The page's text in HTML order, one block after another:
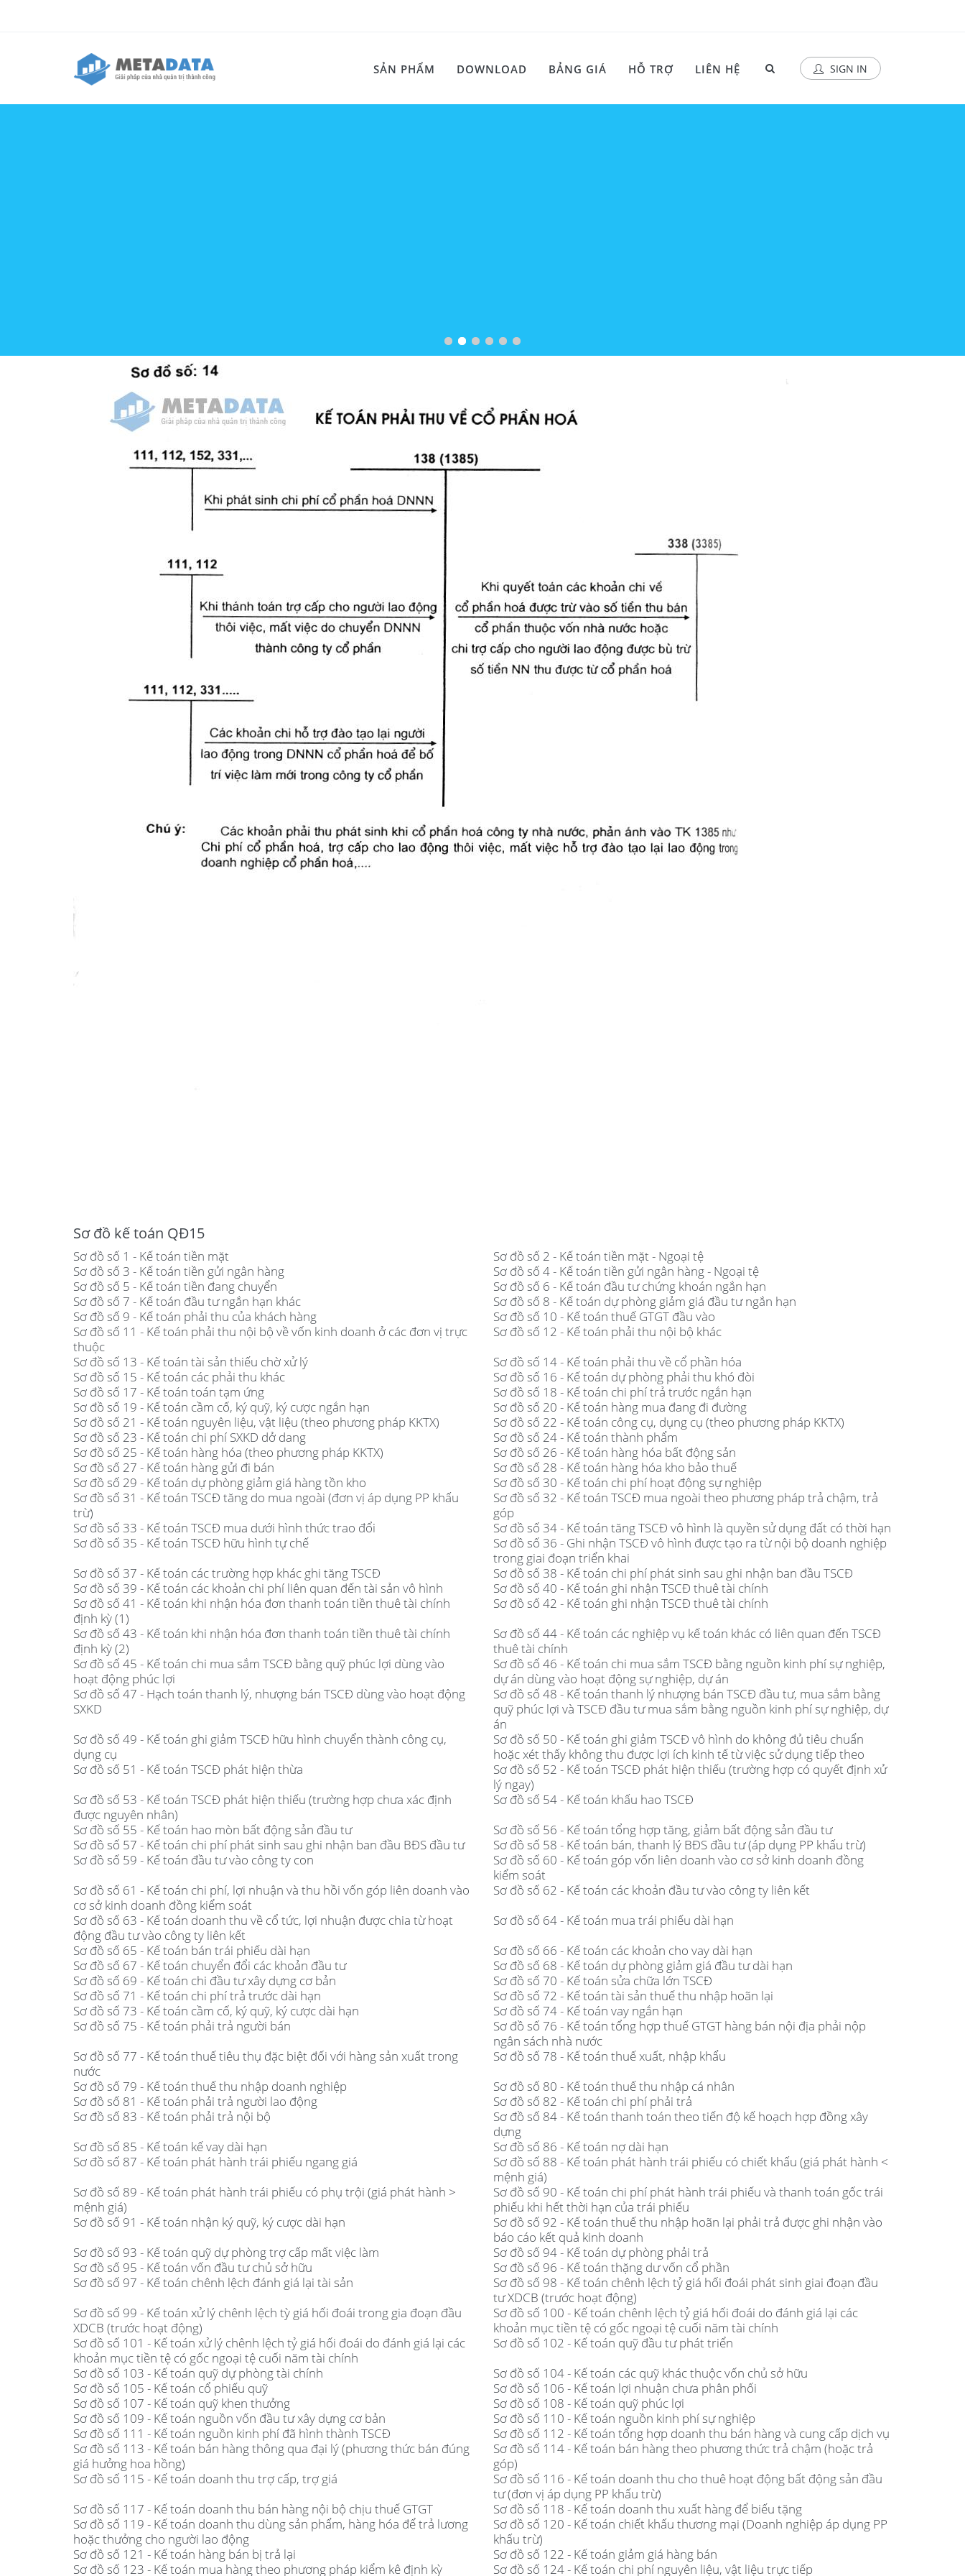
SẢN PHẨM DOWNLOAD BẢNG GIÁ HỖ TRỢ LIÊN HỆ SIGN IN
Sơ đồ kế toán QĐ15
Sơ đồ số 1 - Kế toán tiền mặt
Sơ đồ số 2 - Kế toán tiền mặt - Ngoại tệ
Sơ đồ số 3 - Kế toán tiền gửi ngân hàng
Sơ đồ số 4 - Kế toán tiền gửi ngân hàng - Ngoại tệ
Sơ đồ số 5 - Kế toán tiền đang chuyển
Sơ đồ số 6 - Kế toán đầu tư chứng khoán ngắn hạn
Sơ đồ số 7 - Kế toán đầu tư ngắn hạn khác
Sơ đồ số 8 - Kế toán dự phòng giảm giá đầu tư ngắn hạn
Sơ đồ số 9 - Kế toán phải thu của khách hàng
Sơ đồ số 10 - Kế toán thuế GTGT đầu vào
Sơ đồ số 11 - Kế toán phải thu nội bộ về vốn kinh doanh ở các đơn vị trực
thuộc
Sơ đồ số 12 - Kế toán phải thu nội bộ khác
Sơ đồ số 13 - Kế toán tài sản thiếu chờ xử lý
Sơ đồ số 14 - Kế toán phải thu về cổ phần hóa
Sơ đồ số 15 - Kế toán các phải thu khác
Sơ đồ số 16 - Kế toán dự phòng phải thu khó đòi
Sơ đồ số 17 - Kế toán toán tạm ứng
Sơ đồ số 18 - Kế toán chi phí trả trước ngắn hạn
Sơ đồ số 19 - Kế toán cầm cố, ký quỹ, ký cược ngắn hạn
Sơ đồ số 20 - Kế toán hàng mua đang đi đường
Sơ đồ số 21 - Kế toán nguyên liệu, vật liệu (theo phương pháp KKTX)
Sơ đồ số 22 - Kế toán công cụ, dụng cụ (theo phương pháp KKTX)
Sơ đồ số 23 - Kế toán chi phí SXKD dở dang
Sơ đồ số 24 - Kế toán thành phẩm
Sơ đồ số 25 - Kế toán hàng hóa (theo phương pháp KKTX)
Sơ đồ số 26 - Kế toán hàng hóa bất động sản
Sơ đồ số 27 - Kế toán hàng gửi đi bán
Sơ đồ số 28 - Kế toán hàng hóa kho bảo thuế
Sơ đồ số 29 - Kế toán dự phòng giảm giá hàng tồn kho
Sơ đồ số 30 - Kế toán chi phí hoạt động sự nghiệp
Sơ đồ số 31 - Kế toán TSCĐ tăng do mua ngoài (đơn vị áp dụng PP khấu
trừ)
Sơ đồ số 32 - Kế toán TSCĐ mua ngoài theo phương pháp trả chậm, trả
góp
Sơ đồ số 33 - Kế toán TSCĐ mua dưới hình thức trao đổi
Sơ đồ số 34 - Kế toán tăng TSCĐ vô hình là quyền sử dụng đất có thời hạn
Sơ đồ số 35 - Kế toán TSCĐ hữu hình tự chế
Sơ đồ số 36 - Ghi nhận TSCĐ vô hình được tạo ra từ nội bộ doanh nghiệp
trong giai đoạn triển khai
Sơ đồ số 37 - Kế toán các trường hợp khác ghi tăng TSCĐ
Sơ đồ số 38 - Kế toán chi phí phát sinh sau ghi nhận ban đầu TSCĐ
Sơ đồ số 39 - Kế toán các khoản chi phí liên quan đến tài sản vô hình
Sơ đồ số 40 - Kế toán ghi nhận TSCĐ thuê tài chính
Sơ đồ số 41 - Kế toán khi nhận hóa đơn thanh toán tiền thuê tài chính
định kỳ (1)
Sơ đồ số 42 - Kế toán ghi nhận TSCĐ thuê tài chính
Sơ đồ số 43 - Kế toán khi nhận hóa đơn thanh toán tiền thuê tài chính
định kỳ (2)
Sơ đồ số 44 - Kế toán các nghiệp vụ kế toán khác có liên quan đến TSCĐ
thuê tài chính
Sơ đồ số 45 - Kế toán chi mua sắm TSCĐ bằng quỹ phúc lợi dùng vào
hoạt động phúc lợi
Sơ đồ số 46 - Kế toán chi mua sắm TSCĐ bằng nguồn kinh phí sự nghiệp,
dự án dùng vào hoạt động sự nghiệp, dự án
Sơ đồ số 47 - Hạch toán thanh lý, nhượng bán TSCĐ dùng vào hoạt động
SXKD
Sơ đồ số 48 - Kế toán thanh lý nhượng bán TSCĐ đầu tư, mua sắm bằng
quỹ phúc lợi và TSCĐ đầu tư mua sắm bằng nguồn kinh phí sự nghiệp, dự
án
Sơ đồ số 49 - Kế toán ghi giảm TSCĐ hữu hình chuyển thành công cụ,
dụng cụ
Sơ đồ số 50 - Kế toán ghi giảm TSCĐ vô hình do không đủ tiêu chuẩn
hoặc xét thấy không thu được lợi ích kinh tế từ việc sử dụng tiếp theo
Sơ đồ số 51 - Kế toán TSCĐ phát hiện thừa
Sơ đồ số 52 - Kế toán TSCĐ phát hiện thiếu (trường hợp có quyết định xử
lý ngay)
Sơ đồ số 53 - Kế toán TSCĐ phát hiện thiếu (trường hợp chưa xác định
được nguyên nhân)
Sơ đồ số 54 - Kế toán khấu hao TSCĐ
Sơ đồ số 55 - Kế toán hao mòn bất động sản đầu tư
Sơ đồ số 56 - Kế toán tổng hợp tăng, giảm bất động sản đầu tư
Sơ đồ số 57 - Kế toán chi phí phát sinh sau ghi nhận ban đầu BĐS đầu tư
Sơ đồ số 58 - Kế toán bán, thanh lý BĐS đầu tư (áp dụng PP khấu trừ)
Sơ đồ số 59 - Kế toán đầu tư vào công ty con
Sơ đồ số 60 - Kế toán góp vốn liên doanh vào cơ sở kinh doanh đồng
kiểm soát
Sơ đồ số 61 - Kế toán chi phí, lợi nhuận và thu hồi vốn góp liên doanh vào
cơ sở kinh doanh đồng kiểm soát
Sơ đồ số 62 - Kế toán các khoản đầu tư vào công ty liên kết
Sơ đồ số 63 - Kế toán doanh thu về cổ tức, lợi nhuận được chia từ hoạt
động đầu tư vào công ty liên kết
Sơ đồ số 64 - Kế toán mua trái phiếu dài hạn
Sơ đồ số 65 - Kế toán bán trái phiếu dài hạn
Sơ đồ số 66 - Kế toán các khoản cho vay dài hạn
Sơ đồ số 67 - Kế toán chuyển đổi các khoản đầu tư
Sơ đồ số 68 - Kế toán dự phòng giảm giá đầu tư dài hạn
Sơ đồ số 69 - Kế toán chi đầu tư xây dựng cơ bản
Sơ đồ số 70 - Kế toán sửa chữa lớn TSCĐ
Sơ đồ số 71 - Kế toán chi phí trả trước dài hạn
Sơ đồ số 72 - Kế toán tài sản thuế thu nhập hoãn lại
Sơ đồ số 73 - Kế toán cầm cố, ký quỹ, ký cược dài hạn
Sơ đồ số 74 - Kế toán vay ngắn hạn
Sơ đồ số 75 - Kế toán phải trả người bán
Sơ đồ số 76 - Kế toán tổng hợp thuế GTGT hàng bán nội địa phải nộp
ngân sách nhà nước
Sơ đồ số 77 - Kế toán thuế tiêu thụ đặc biệt đối với hàng sản xuất trong
nước
Sơ đồ số 78 - Kế toán thuế xuất, nhập khẩu
Sơ đồ số 79 - Kế toán thuế thu nhập doanh nghiệp
Sơ đồ số 80 - Kế toán thuế thu nhập cá nhân
Sơ đồ số 81 - Kế toán phải trả người lao động
Sơ đồ số 82 - Kế toán chi phí phải trả
Sơ đồ số 83 - Kế toán phải trả nội bộ
Sơ đồ số 84 - Kế toán thanh toán theo tiến độ kế hoạch hợp đồng xây
dựng
Sơ đồ số 85 - Kế toán kế vay dài hạn
Sơ đồ số 86 - Kế toán nợ dài hạn
Sơ đồ số 87 - Kế toán phát hành trái phiếu ngang giá
Sơ đồ số 88 - Kế toán phát hành trái phiếu có chiết khấu (giá phát hành <
mệnh giá)
Sơ đồ số 89 - Kế toán phát hành trái phiếu có phụ trội (giá phát hành >
mệnh giá)
Sơ đồ số 90 - Kế toán chi phí phát hành trái phiếu và thanh toán gốc trái
phiếu khi hết thời hạn của trái phiếu
Sơ đồ số 91 - Kế toán nhận ký quỹ, ký cược dài hạn
Sơ đồ số 92 - Kế toán thuế thu nhập hoãn lại phải trả được ghi nhận vào
báo cáo kết quả kinh doanh
Sơ đồ số 93 - Kế toán quỹ dự phòng trợ cấp mất việc làm
Sơ đồ số 94 - Kế toán dự phòng phải trả
Sơ đồ số 95 - Kế toán vốn đầu tư chủ sở hữu
Sơ đồ số 96 - Kế toán thặng dư vốn cổ phần
Sơ đồ số 97 - Kế toán chênh lệch đánh giá lại tài sản
Sơ đồ số 98 - Kế toán chênh lệch tỷ giá hối đoái phát sinh giai đoạn đầu
tư XDCB (trước hoạt động)
Sơ đồ số 99 - Kế toán xử lý chênh lệch tỳ giá hối đoái trong gia đoạn đầu
XDCB (trước hoạt động)
Sơ đồ số 100 - Kế toán chênh lệch tỷ giá hối đoái do đánh giá lại các
khoản mục tiền tệ có gốc ngoại tệ cuối năm tài chính
Sơ đồ số 101 - Kế toán xử lý chênh lệch tỷ giá hối đoái do đánh giá lại các
khoản mục tiền tệ có gốc ngoại tệ cuối năm tài chính
Sơ đồ số 102 - Kế toán quỹ đầu tư phát triển
Sơ đồ số 103 - Kế toán quỹ dự phòng tài chính
Sơ đồ số 104 - Kế toán các quỹ khác thuộc vốn chủ sở hữu
Sơ đồ số 105 - Kế toán cổ phiếu quỹ
Sơ đồ số 106 - Kế toán lợi nhuận chưa phân phối
Sơ đồ số 107 - Kế toán quỹ khen thưởng
Sơ đồ số 108 - Kế toán quỹ phúc lợi
Sơ đồ số 109 - Kế toán nguồn vốn đầu tư xây dựng cơ bản
Sơ đồ số 110 - Kế toán nguồn kinh phí sự nghiệp
Sơ đồ số 111 - Kế toán nguồn kinh phí đã hình thành TSCĐ
Sơ đồ số 112 - Kế toán tổng hợp doanh thu bán hàng và cung cấp dịch vụ
Sơ đồ số 113 - Kế toán bán hàng thông qua đại lý (phương thức bán đúng
giá hưởng hoa hồng)
Sơ đồ số 114 - Kế toán bán hàng theo phương thức trả chậm (hoặc trả
góp)
Sơ đồ số 115 - Kế toán doanh thu trợ cấp, trợ giá
Sơ đồ số 116 - Kế toán doanh thu cho thuê hoạt động bất động sản đầu
tư (đơn vị áp dụng PP khấu trừ)
Sơ đồ số 117 - Kế toán doanh thu bán hàng nội bộ chịu thuế GTGT
Sơ đồ số 118 - Kế toán doanh thu xuất hàng để biếu tặng
Sơ đồ số 119 - Kế toán doanh thu dùng sản phẩm, hàng hóa để trả lương
hoặc thưởng cho người lao động
Sơ đồ số 120 - Kế toán chiết khấu thương mại (Doanh nghiệp áp dụng PP
khấu trừ)
Sơ đồ số 121 - Kế toán hàng bán bị trả lại
Sơ đồ số 122 - Kế toán giảm giá hàng bán
Sơ đồ số 123 - Kế toán mua hàng theo phương pháp kiểm kê định kỳ
Sơ đồ số 124 - Kế toán chi phí nguyên liệu, vật liệu trực tiếp